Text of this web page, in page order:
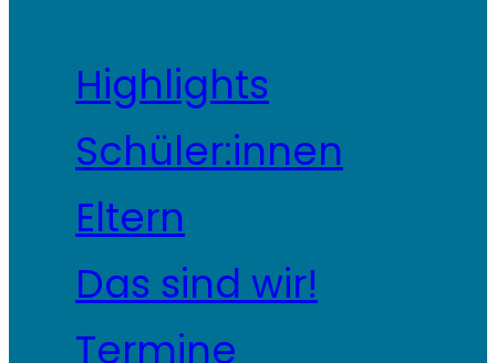
Highlights
Schüler:innen
Eltern
Das sind wir!
Termine